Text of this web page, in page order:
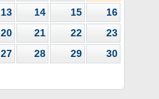
13 14 15
16
20 21 22
23
27 28 29
30